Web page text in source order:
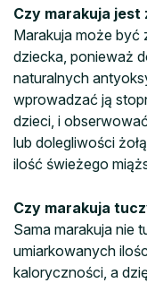
Czy marakuja jest
Marakuja może być
dziecka, ponieważ
naturalnych
wprowadzać ją
dzieci, i
lub dolegliwości
ilość świeżego
Czy marakuja
Sama marakuja nie
umiarkowanych
kaloryczności, a